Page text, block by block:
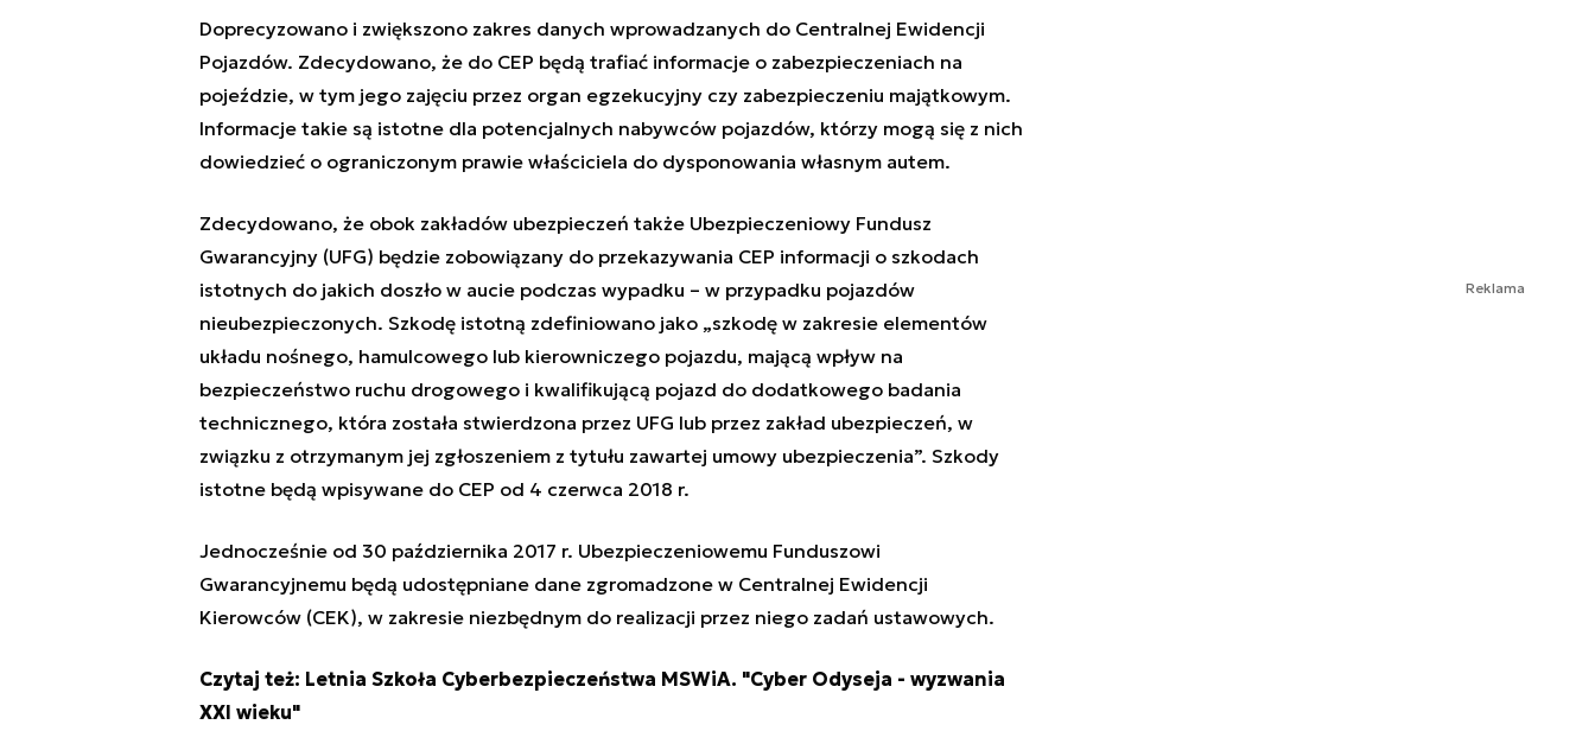
Doprecyzowano i zwiększono zakres danych wprowadzanych do Centralnej Ewidencji
Pojazdów. Zdecydowano, że do CEP będą trafiać informacje o zabezpieczeniach na
pojeździe, w tym jego zajęciu przez organ egzekucyjny czy zabezpieczeniu majątkowym.
Informacje takie są istotne dla potencjalnych nabywców pojazdów, którzy mogą się z nich
dowiedzieć o ograniczonym prawie właściciela do dysponowania własnym autem.
Zdecydowano, że obok zakładów ubezpieczeń także Ubezpieczeniowy Fundusz
Gwarancyjny (UFG) będzie zobowiązany do przekazywania CEP informacji o szkodach
istotnych do jakich doszło w aucie podczas wypadku – w przypadku pojazdów
nieubezpieczonych. Szkodę istotną zdefiniowano jako „szkodę w zakresie elementów
układu nośnego, hamulcowego lub kierowniczego pojazdu, mającą wpływ na
bezpieczeństwo ruchu drogowego i kwalifikującą pojazd do dodatkowego badania
technicznego, która została stwierdzona przez UFG lub przez zakład ubezpieczeń, w
związku z otrzymanym jej zgłoszeniem z tytułu zawartej umowy ubezpieczenia”. Szkody
istotne będą wpisywane do CEP od 4 czerwca 2018 r.
Jednocześnie od 30 października 2017 r. Ubezpieczeniowemu Funduszowi
Gwarancyjnemu będą udostępniane dane zgromadzone w Centralnej Ewidencji
Kierowców (CEK), w zakresie niezbędnym do realizacji przez niego zadań ustawowych.
Czytaj też: Letnia Szkoła Cyberbezpieczeństwa MSWiA. "Cyber Odyseja - wyzwania
XXI wieku"
Reklama